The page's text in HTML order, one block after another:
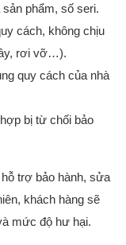
phẩm, số seri.
cách, không chịu
rơi vỡ…).
quy cách của nhà
bị từ chối bảo
trợ bảo hành, sửa
khách hàng sẽ
mức độ hư hại.